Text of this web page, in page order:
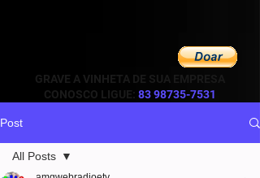
GRAVE A VINHETA DE SUA EMPRESA
CONOSCO LIGUE: 83 98735-7531
Post
All Posts